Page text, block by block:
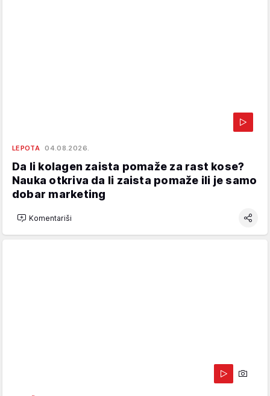
LEPOTA 04.08.2026.
Da li kolagen zaista pomaže za rast kose?
Nauka otkriva da li zaista pomaže ili je samo
dobar marketing
Komentariši